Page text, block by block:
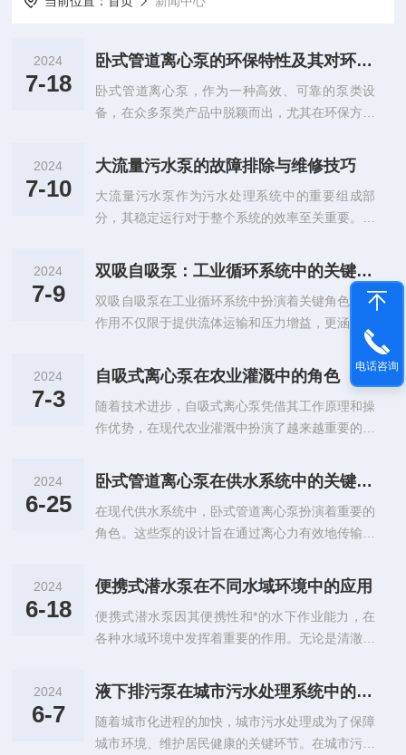
2024
7-18
卧式管道离心泵的环保特性及其对环境的影响
卧式管道离心泵，作为一种高效、可靠的泵类设
备，在众多泵类产品中脱颖而出，尤其在环保方面
以及其对环境的影响。一、卧式管道离心泵的环保
特性1.高效节能采用先进的流体动力学设计，使得
泵在运行过程中能够高效地输送液体。这种高效节
能的特性，不仅降低了能源消耗，还减少了温室气
计采用无泄漏设计，通过优质的密封材料和密封结
构，确保泵在运行过程中不会发生液体泄漏。这一
设计有效避免了因泄漏而引发的环境污染问...
2024
7-10
大流量污水泵的故障排除与维修技巧
大流量污水泵作为污水处理系统中的重要组成部
分，其稳定运行对于整个系统的效率至关重要。然
出现各种故障。本文将对大流量污水泵的常见故障
进行分析，并提供相应的故障排除与维修技巧。
一、常见故障分析1.无法启动或转速过低：这种情
况通常与电源电压不稳定、电机线路接触不良、电
机过载或泵内存在异物或损坏有关。2.异常噪音或
振动过大：这可能是由于泵底座不稳、扬程设计不
合理或进出口管道松动等原因引起的。3.漏水问
题：泵轴封磨损、管道连接部分松动或老化都...
2024
7-9
双吸自吸泵：工业循环系统中的关键作用
双吸自吸泵在工业循环系统中扮演着关键角色，其
作用不仅限于提供流体运输和压力增益，更涵盖了
系统稳定性、效率和可靠性的多个方面。本文将探
讨双吸自吸泵的工作原理、应用领域以及其在工业
循环系统中的重要作用。1.工作原理双吸自吸泵是
一种特殊设计的离心泵，其能够从两侧吸入流体，
因此称为“双吸”。这种设计使得泵能够在不牺牲性
力，减少振动和噪音。其工作原理基于离心力的应
速，随后流体在叶轮的离心力作用下被强制...
2024
7-3
自吸式离心泵在农业灌溉中的角色
随着技术进步，自吸式离心泵凭借其工作原理和操
作优势，在现代农业灌溉中扮演了越来越重要的角
节，对水资源的管理与利用提出了高标准的要求。
传统的灌溉方式往往采用重力流、简易抽水机等手
段，这些方式在效率和可靠性上都存在一定的局限
性。提升灌溉效率它的工作原理基于离心力，它可
动能和压能，而不需要填充引水或使用其他辅助设
水流，适合长时间大范围的灌溉作业。它减少...
2024
6-25
卧式管道离心泵在供水系统中的关键作用
在现代供水系统中，卧式管道离心泵扮演着重要的
角色。这些泵的设计旨在通过离心力有效地传输清
各种需求。本文将深入探讨卧式管道离心泵在供水
系统中的关键作用，并分析其设计特点和优势。供
水系统的主要目标是安全、高效地将水质保持在最
佳状态，并确保水的连续供应。卧式管道离心泵在
的重要性：1.提供稳定和连续的水流：能够提供连
水量至关重要。无论是高层建筑的供水还是...
2024
6-18
便携式潜水泵在不同水域环境中的应用
便携式潜水泵因其便携性和*的水下作业能力，在
各种水域环境中发挥着重要的作用。无论是清澈的
域，这类泵都能提供有效的水动力解决方案。接下
来，我们将探讨便携式潜水泵在不同水域环境中的
应用情况。淡水环境应用：在淡水环境中，便携式
潜水泵常被用于水库、湖泊及河流的水质管理和生
2024
6-7
液下排污泵在城市污水处理系统中的角色
随着城市化进程的加快，城市污水处理成为了保障
城市环境、维护居民健康的关键环节。在城市污水
电话咨询